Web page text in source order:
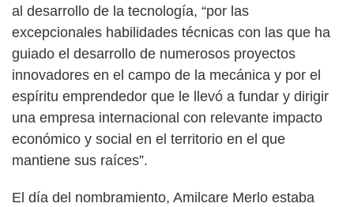
al desarrollo de la tecnología, “por las
excepcionales habilidades técnicas con las que ha
guiado el desarrollo de numerosos proyectos
innovadores en el campo de la mecánica y por el
espíritu emprendedor que le llevó a fundar y dirigir
una empresa internacional con relevante impacto
económico y social en el territorio en el que
mantiene sus raíces”.
El día del nombramiento, Amilcare Merlo estaba